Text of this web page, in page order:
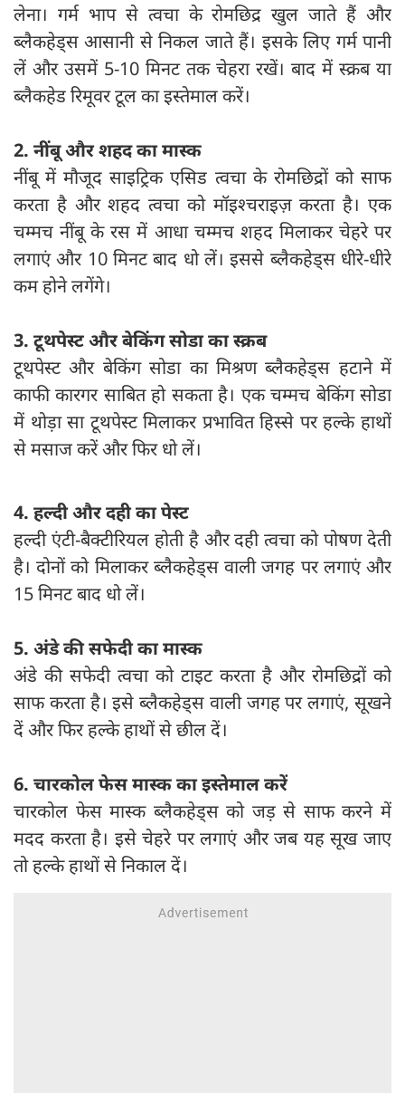
लेना। गर्म भाप से त्वचा के रोमछिद्र खुल जाते हैं और
ब्लैकहेड्स आसानी से निकल जाते हैं। इसके लिए गर्म पानी
लें और उसमें 5-10 मिनट तक चेहरा रखें। बाद में स्क्रब या
ब्लैकहेड रिमूवर टूल का इस्तेमाल करें।
2. नींबू और शहद का मास्क
नींबू में मौजूद साइट्रिक एसिड त्वचा के रोमछिद्रों को साफ
करता है और शहद त्वचा को मॉइश्चराइज़ करता है। एक
चम्मच नींबू के रस में आधा चम्मच शहद मिलाकर चेहरे पर
लगाएं और 10 मिनट बाद धो लें। इससे ब्लैकहेड्स धीरे-धीरे
कम होने लगेंगे।
3. टूथपेस्ट और बेकिंग सोडा का स्क्रब
टूथपेस्ट और बेकिंग सोडा का मिश्रण ब्लैकहेड्स हटाने में
काफी कारगर साबित हो सकता है। एक चम्मच बेकिंग सोडा
में थोड़ा सा टूथपेस्ट मिलाकर प्रभावित हिस्से पर हल्के हाथों
से मसाज करें और फिर धो लें।
4. हल्दी और दही का पेस्ट
हल्दी एंटी-बैक्टीरियल होती है और दही त्वचा को पोषण देती
है। दोनों को मिलाकर ब्लैकहेड्स वाली जगह पर लगाएं और
15 मिनट बाद धो लें।
5. अंडे की सफेदी का मास्क
अंडे की सफेदी त्वचा को टाइट करता है और रोमछिद्रों को
साफ करता है। इसे ब्लैकहेड्स वाली जगह पर लगाएं, सूखने
दें और फिर हल्के हाथों से छील दें।
6. चारकोल फेस मास्क का इस्तेमाल करें
चारकोल फेस मास्क ब्लैकहेड्स को जड़ से साफ करने में
मदद करता है। इसे चेहरे पर लगाएं और जब यह सूख जाए
तो हल्के हाथों से निकाल दें।